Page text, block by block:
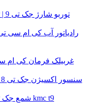
شمع جک تی 9 | شمع کی ام سی تی 9 | شمع kmc t9